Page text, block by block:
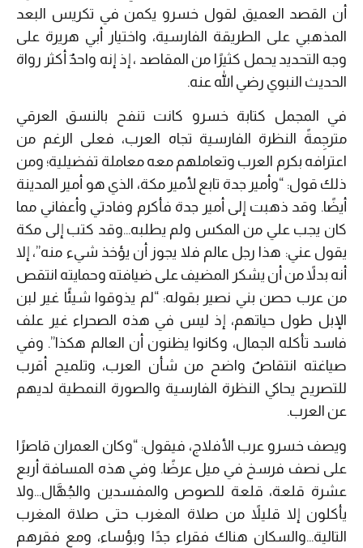
أن القصد العميق لقول خسرو يكمن في تكريس البعد
المذهبي على الطريقة الفارسية، واختيار أبي هريرة على
وجه التحديد يحمل كثيرًا من المقاصد ، إذ إنه واحدٌ أكثر رواة
الحديث النبوي رضي الله عنه.
في المجمل كتابة خسرو كانت تنفح بالنسق العرقي
مترجِمةً النظرة الفارسية تجاه العرب، فعلى الرغم من
اعترافه بكرم العرب وتعاملهم معه معاملة تفضيلية؛ ومن
ذلك قول: “وأمير جدة تابع لأمير مكة، الذي هو أمير المدينة
أيضًا. وقد ذهبت إلى أمير جدة فأكرم وفادتي وأعفاني مما
كان يجب علي من المكس ولم يطلبه…وقد كتب إلى مكة
يقول عني: هذا رجل عالم فلا يجوز أن يؤخذ شيء منه”، إلا
أنه بدلاً من أن يشكر المضيف على ضيافته وحمايته انتقص
من عرب حصن بني نصير بقوله: “لم يذوقوا شيئًا غير لبن
الإبل طول حياتهم، إذ ليس في هذه الصحراء غير علف
فاسد تأكله الجمال، وكانوا يظنون أن العالم هكذا”. وفي
صياغته انتقاصٌ واضح من شأن العرب، وتلميح أقرب
للتصريح يحاكي النظرة الفارسية والصورة النمطية لديهم
عن العرب.
ويصف خسرو عرب الأفلاج، فيقول: “وكان العمران قاصرًا
على نصف فرسخ في ميل عرضًا. وفي هذه المسافة أربع
عشرة قلعة، قلعة للصوص والمفسدين والجُهَّال…ولا
يأكلون إلا قليلاً من صلاة المغرب حتى صلاة المغرب
التالية…والسكان هناك فقراء جدًا وبؤساء، ومع فقرهم